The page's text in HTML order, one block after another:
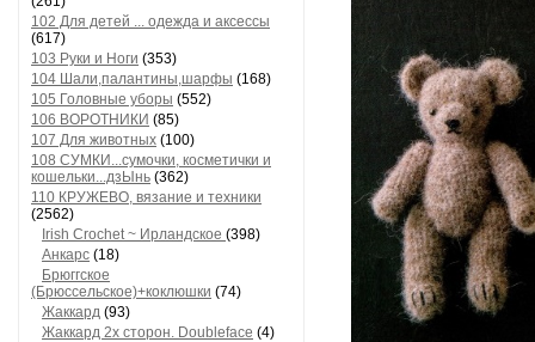
102 Для детей ... одежда и аксессы
(617)
103 Руки и Ноги (353)
104 Шали,палантины,шарфы (168)
105 Головные уборы (552)
106 ВОРОТНИКИ (85)
107 Для животных (100)
108 СУМКИ...сумочки, косметички и
кошельки...дзЫнь (362)
110 КРУЖЕВО, вязание и техники
(2562)
Irish Crochet ~ Ирландское (398)
Анкарс (18)
Брюггское
(Брюссельское)+коклюшки (74)
Жаккард (93)
Жаккард 2х сторон. Doubleface (4)